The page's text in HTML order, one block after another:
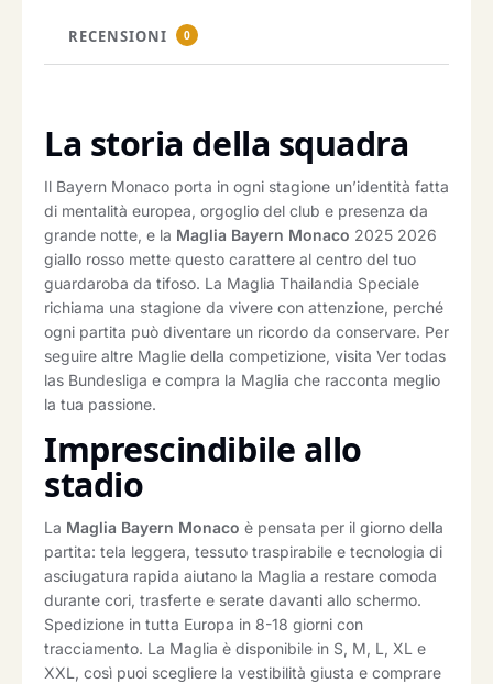
RECENSIONI 0
La storia della squadra
Il Bayern Monaco porta in ogni stagione un’identità fatta
di mentalità europea, orgoglio del club e presenza da
grande notte, e la Maglia Bayern Monaco 2025 2026
giallo rosso mette questo carattere al centro del tuo
guardaroba da tifoso. La Maglia Thailandia Speciale
richiama una stagione da vivere con attenzione, perché
ogni partita può diventare un ricordo da conservare. Per
seguire altre Maglie della competizione, visita Ver todas
las Bundesliga e compra la Maglia che racconta meglio
la tua passione.
Imprescindibile allo
stadio
La Maglia Bayern Monaco è pensata per il giorno della
partita: tela leggera, tessuto traspirabile e tecnologia di
asciugatura rapida aiutano la Maglia a restare comoda
durante cori, trasferte e serate davanti allo schermo.
Spedizione in tutta Europa in 8-18 giorni con
tracciamento. La Maglia è disponibile in S, M, L, XL e
XXL, così puoi scegliere la vestibilità giusta e comprare